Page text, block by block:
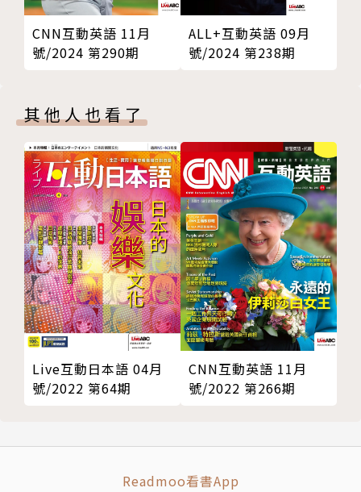
Heir to the Throne
熱門強片：超難搞先生 A Man Called Otto
CNN互動英語 11月
號/2024 第290期
ALL+互動英語 09月
號/2024 第238期
其他人也看了
Live互動日本語 04月
號/2022 第64期
CNN互動英語 11月
號/2022 第266期
Readmoo看書App